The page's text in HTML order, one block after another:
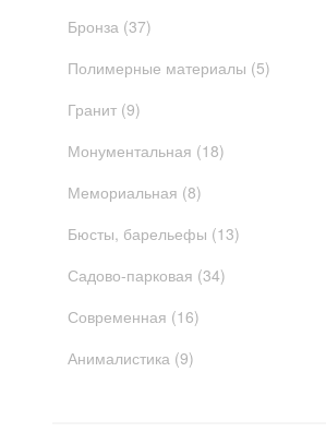
Бронза (37)
Полимерные материалы (5)
Гранит (9)
Монументальная (18)
Мемориальная (8)
Бюсты, барельефы (13)
Садово-парковая (34)
Современная (16)
Анималистика (9)